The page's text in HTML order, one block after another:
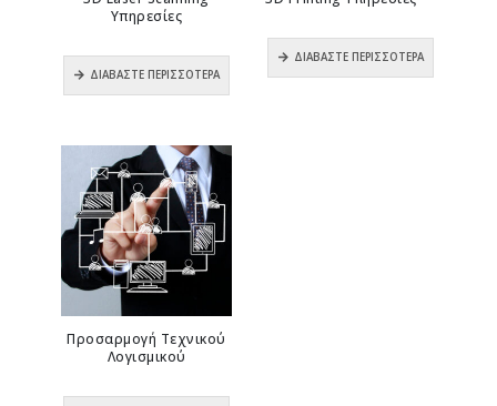
Υπηρεσίες
0out of 5
ΔΙΑΒΆΣΤΕ ΠΕΡΙΣΣΌΤΕΡΑ
0out of 5
ΔΙΑΒΆΣΤΕ ΠΕΡΙΣΣΌΤΕΡΑ
Προσαρμογή Τεχνικού
Λογισμικού
0out of 5